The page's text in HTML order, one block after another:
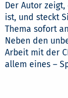
Der Autor
ist, und steckt
Thema sofort
Neben den
Arbeit mit der
allem eines –